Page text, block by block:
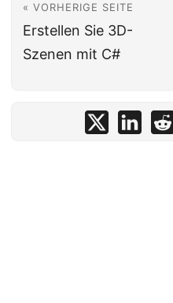
« VORHERIGE SEITE
Erstellen Sie 3D-
Szenen mit C#